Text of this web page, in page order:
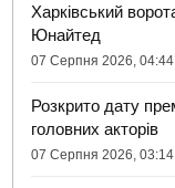
Харківський
Юнайтед
07 Серпня 2026, 04:44
Розкрито дату
головних акторів
07 Серпня 2026, 03:14